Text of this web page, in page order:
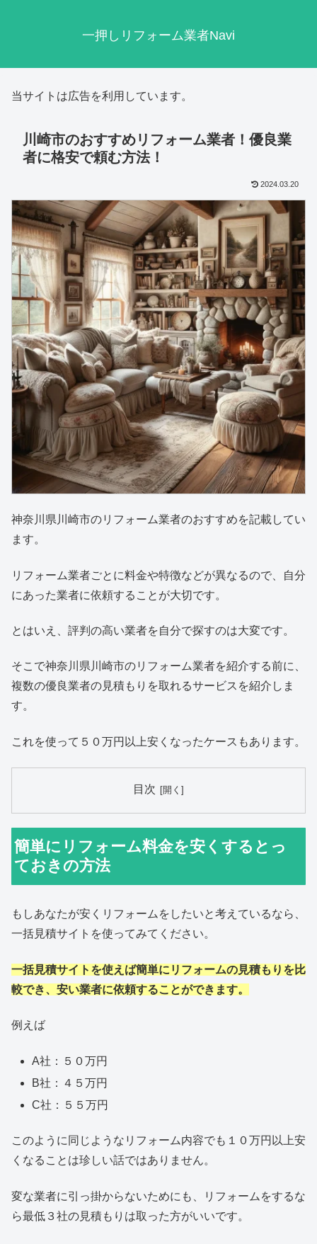
一押しリフォーム業者Navi
当サイトは広告を利用しています。
川崎市のおすすめリフォーム業者！優良業
者に格安で頼む方法！
2024.03.20
神奈川県川崎市のリフォーム業者のおすすめを記載してい
ます。
リフォーム業者ごとに料金や特徴などが異なるので、自分
にあった業者に依頼することが大切です。
とはいえ、評判の高い業者を自分で探すのは大変です。
そこで神奈川県川崎市のリフォーム業者を紹介する前に、
複数の優良業者の見積もりを取れるサービスを紹介しま
す。
これを使って５０万円以上安くなったケースもあります。
目次
簡単にリフォーム料金を安くするとっ
ておきの方法
もしあなたが安くリフォームをしたいと考えているなら、
一括見積サイトを使ってみてください。
一括見積サイトを使えば簡単にリフォームの見積もりを比
較でき、安い業者に依頼することができます。
例えば
A社：５０万円
B社：４５万円
C社：５５万円
このように同じようなリフォーム内容でも１０万円以上安
くなることは珍しい話ではありません。
変な業者に引っ掛からないためにも、リフォームをするな
ら最低３社の見積もりは取った方がいいです。